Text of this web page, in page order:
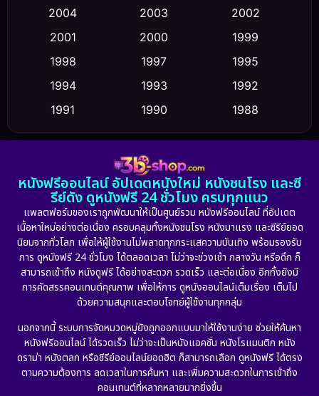
Crime อาชญากรรม (347)
Culture (23)
Dance เต้น
Detective สืบสวน (5)
Detective สืบสวน (56)
Disaster (10)
Disney+ (21)
Drama ดราม่า (882)
Dystopian (17)
2004
2003
2002
2001
2000
1999
1998
1997
1995
1994
1993
1992
1991
1990
1988
1986
1985
1983
1981
1974
1971 1962
หนังฟรีออนไลน์ อัปเดตหนังใหม่ หนังชนโรง และซี
รีย์ดัง ดูหนังฟรี 24 ชั่วโมง ครบทุกแนว
แพลตฟอร์มของเราถูกพัฒนาให้เป็นศูนย์รวม หนังฟรีออนไลน์ ที่อัปเดต
เนื้อหาใหม่อย่างต่อเนื่อง ครอบคลุมทั้งหนังชนโรง หนังมาแรง และซีรีย์ยอด
นิยมจากทั่วโลก เพื่อให้ผู้ใช้งานไม่พลาดทุกกระแสความบันเทิง พร้อมรองรับ
การ ดูหนังฟรี 24 ชั่วโมง ได้ตลอดเวลา ไม่ว่าจะช่วงเช้า กลางวัน หรือดึก ก็
สามารถเข้าถึง หนังดูฟรี ได้อย่างสะดวก รวดเร็ว และต่อเนื่อง อีกทั้งยังมี
การคัดสรรคอนเทนต์คุณภาพ เพื่อให้การ ดูหนังออนไลน์เต็มเรื่อง เต็มไป
ด้วยความสนุกและตอบโจทย์ผู้ใช้งานทุกกลุ่ม
นอกจากนี้ ระบบการจัดหมวดหมู่ยังถูกออกแบบมาให้ใช้งานง่าย ช่วยให้ค้นหา
หนังฟรีออนไลน์ ได้รวดเร็ว ไม่ว่าจะเป็นหนังแอคชั่น หนังโรแมนติก หนัง
ดราม่า หนังตลก หรือซีรีย์ออนไลน์ยอดฮิต ก็สามารถเลือก ดูหนังฟรี ได้ตรง
ตามความต้องการ ลดเวลาในการค้นหา และเพิ่มความสะดวกในการเข้าถึง
คอนเทนต์ที่หลากหลายมากยิ่งขึ้น